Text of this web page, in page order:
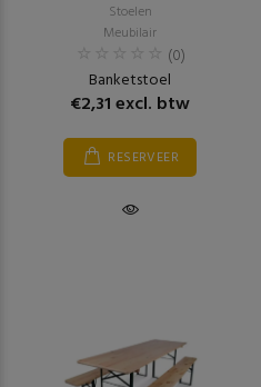
Stoelen
Meubilair
(0)
Banketstoel
€2,31 excl. btw
RESERVEER